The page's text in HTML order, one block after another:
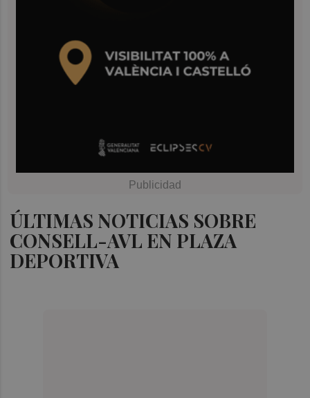
ÚLTIMAS NOTICIAS SOBRE
CONSELL-AVL EN PLAZA
DEPORTIVA